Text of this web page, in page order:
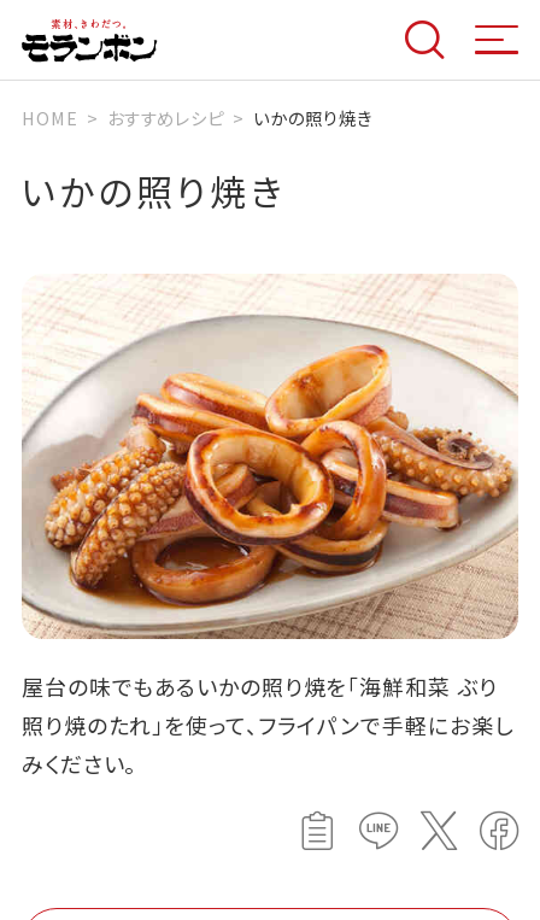
HOME おすすめレシピ いかの照り焼き
いかの照り焼き
屋台の味でもあるいかの照り焼を「海鮮和菜 ぶり
照り焼のたれ」を使って、フライパンで手軽にお楽し
みください。